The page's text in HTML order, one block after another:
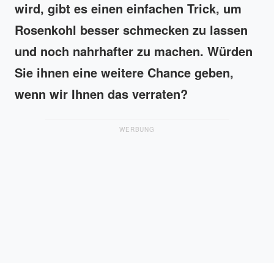
wird, gibt es einen einfachen Trick, um
Rosenkohl besser schmecken zu lassen
und noch nahrhafter zu machen. Würden
Sie ihnen eine weitere Chance geben,
wenn wir Ihnen das verraten?
WERBUNG